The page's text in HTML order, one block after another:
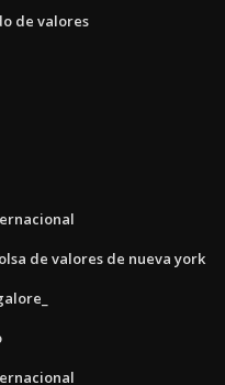
de valores
de valores de nueva york